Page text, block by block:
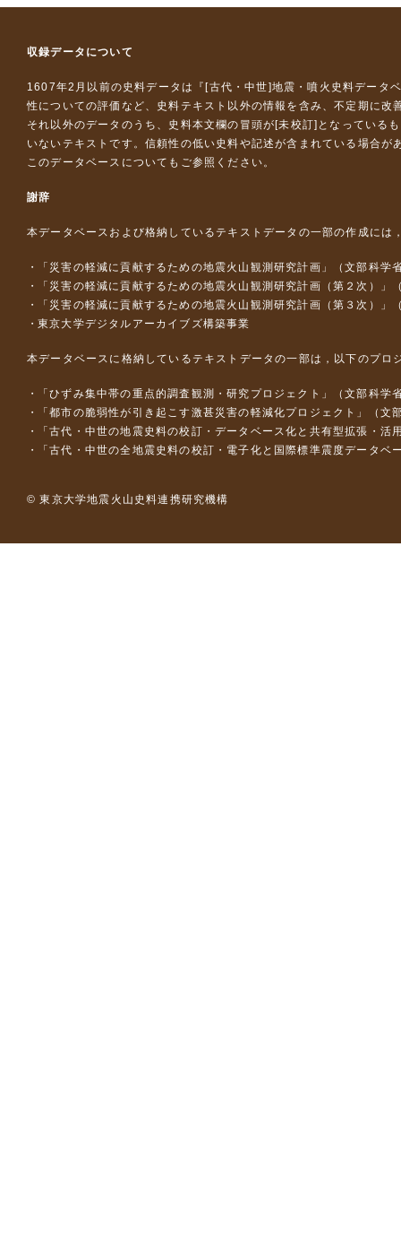
収録データについて
1607年2月以前の史料データは『 [古代・中世]地震・噴火史料データ
性についての評価など、史料テキスト以外の情報を含み、不定期に改
それ以外のデータのうち、史料本文欄の冒頭が[未校訂]となっている
いないテキストです。信頼性の低い史料や記述が含まれている場合が
このデータベースについて もご参照ください。
謝辞
本データベースおよび格納しているテキストデータの一部の作成には
「災害の軽減に貢献するための地震火山観測研究計画」（文部科学
「災害の軽減に貢献するための地震火山観測研究計画（第２次）」
「災害の軽減に貢献するための地震火山観測研究計画（第３次）」
東京大学デジタルアーカイブズ構築事業
本データベースに格納しているテキストデータの一部は，以下のプロ
「ひずみ集中帯の重点的調査観測・研究プロジェクト」（文部科
「都市の脆弱性が引き起こす激甚災害の軽減化プロジェクト」（
「古代・中世の地震史料の校訂・データベース化と共有型拡張・
「古代・中世の全地震史料の校訂・電子化と国際標準震度データ
© 東京大学地震火山史料連携研究機構